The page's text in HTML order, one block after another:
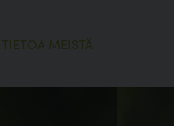
TIETOA MEISTÄ